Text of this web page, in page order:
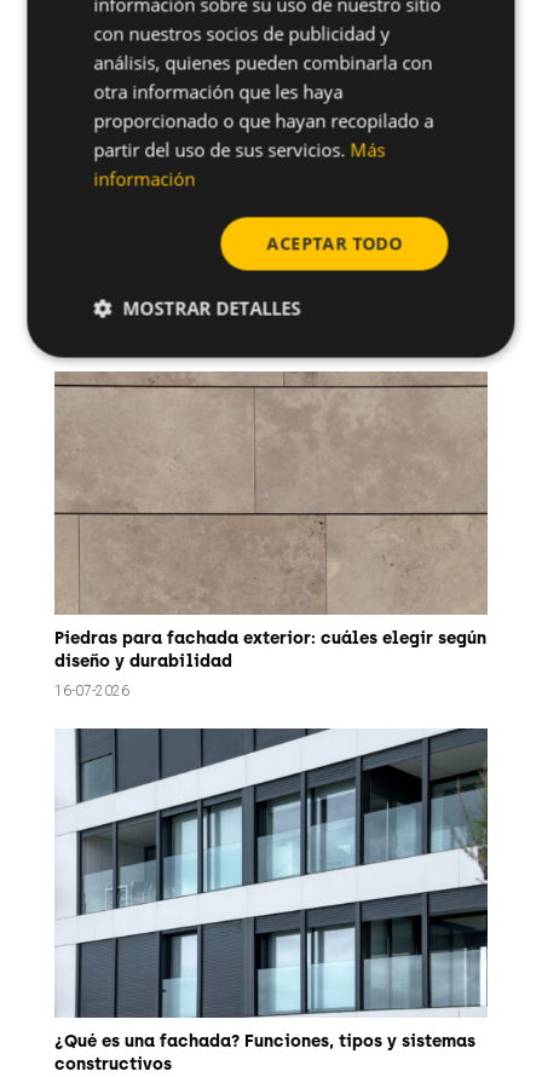
exterior para una fachada ventilada
Piedras para fachada exterior: cuáles elegir según
diseño y durabilidad
16-07-2026
¿Qué es una fachada? Funciones, tipos y sistemas
constructivos
con nuestros socios de publicidad y
análisis, quienes pueden combinarla con
otra información que les haya
proporcionado o que hayan recopilado a
partir del uso de sus servicios. Más
información
ACEPTAR TODO
MOSTRAR DETALLES